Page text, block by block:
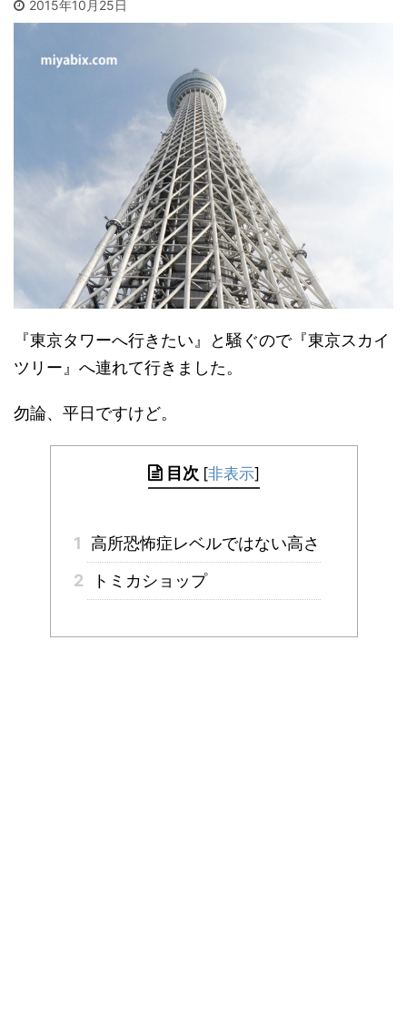
2015年10月25日
『東京タワーへ行きたい』と騒ぐので『東京スカイ
ツリー』へ連れて行きました。
勿論、平日ですけど。
目次 [非表示]
1 高所恐怖症レベルではない高さ
2
トミカショップ